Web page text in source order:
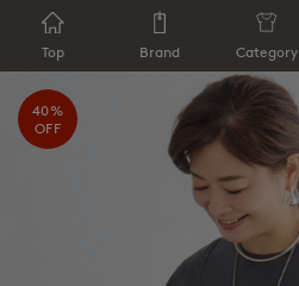
Top Brand Category
40%
OFF